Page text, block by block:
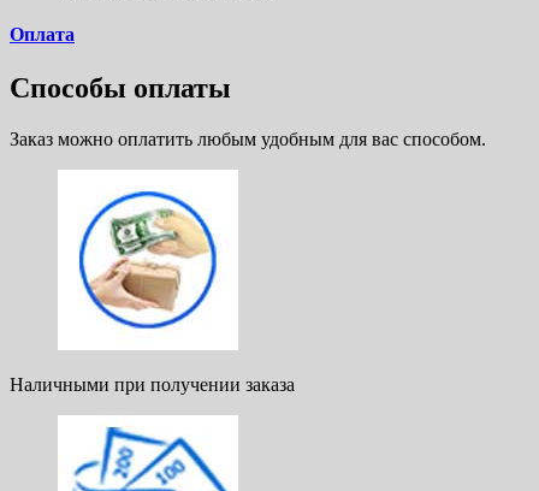
Оплата
Способы оплаты
Заказ можно оплатить любым удобным для вас способом.
Наличными при получении заказа